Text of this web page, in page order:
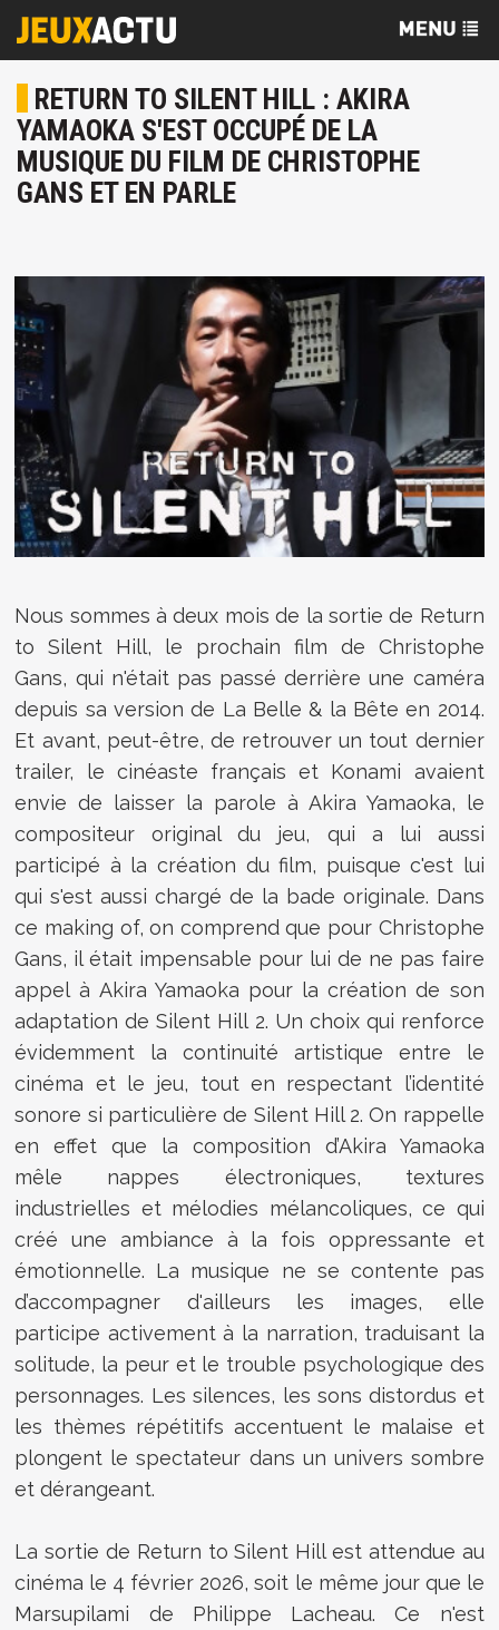
RETURN TO SILENT HILL : AKIRA
YAMAOKA S'EST OCCUPÉ DE LA
MUSIQUE DU FILM DE CHRISTOPHE
GANS ET EN PARLE
Nous sommes à deux mois de la sortie de Return
to Silent Hill, le prochain film de Christophe
Gans, qui n'était pas passé derrière une caméra
depuis sa version de La Belle & la Bête en 2014.
Et avant, peut-être, de retrouver un tout dernier
trailer, le cinéaste français et Konami avaient
envie de laisser la parole à Akira Yamaoka, le
compositeur original du jeu, qui a lui aussi
participé à la création du film, puisque c'est lui
qui s'est aussi chargé de la bade originale. Dans
ce making of, on comprend que pour Christophe
Gans, il était impensable pour lui de ne pas faire
appel à Akira Yamaoka pour la création de son
adaptation de Silent Hill 2. Un choix qui renforce
évidemment la continuité artistique entre le
cinéma et le jeu, tout en respectant l’identité
sonore si particulière de Silent Hill 2. On rappelle
en effet que la composition d’Akira Yamaoka
mêle nappes électroniques, textures
industrielles et mélodies mélancoliques, ce qui
créé une ambiance à la fois oppressante et
émotionnelle. La musique ne se contente pas
d’accompagner d'ailleurs les images, elle
participe activement à la narration, traduisant la
solitude, la peur et le trouble psychologique des
personnages. Les silences, les sons distordus et
les thèmes répétitifs accentuent le malaise et
plongent le spectateur dans un univers sombre
et dérangeant.
La sortie de Return to Silent Hill est attendue au
cinéma le 4 février 2026, soit le même jour que le
Marsupilami de Philippe Lacheau. Ce n'est